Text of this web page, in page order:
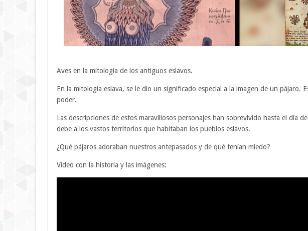
Aves en la mitología de los antiguos eslavos.
En la mitología eslava, se le dio un significado especial a la imagen de un pájaro.
poder.
Las descripciones de estos maravillosos personajes han sobrevivido hasta el día
debe a los vastos territorios que habitaban los pueblos eslavos.
¿Qué pájaros adoraban nuestros antepasados ​​y de qué tenían miedo?
Vídeo con la historia y las imágenes: